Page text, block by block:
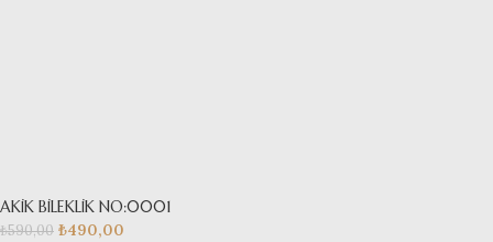
AKİK BİLEKLİK NO:0001
₺590,00 ₺490,00